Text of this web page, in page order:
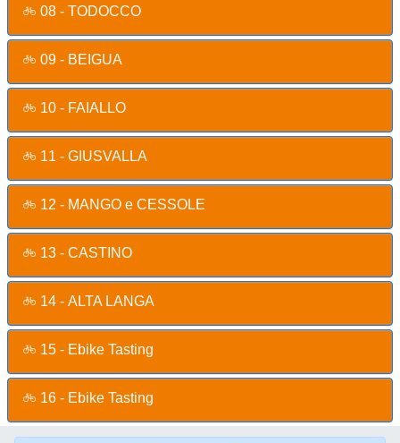
08 - TODOCCO
09 - BEIGUA
10 - FAIALLO
11 - GIUSVALLA
12 - MANGO e CESSOLE
13 - CASTINO
14 - ALTA LANGA
15 - Ebike Tasting
16 - Ebike Tasting